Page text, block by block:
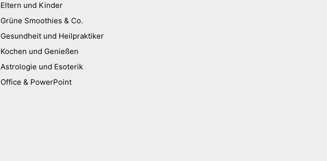
Eltern und Kinder
Grüne Smoothies & Co.
Gesundheit und Heilpraktiker
Kochen und Genießen
Astrologie und Esoterik
Office & PowerPoint